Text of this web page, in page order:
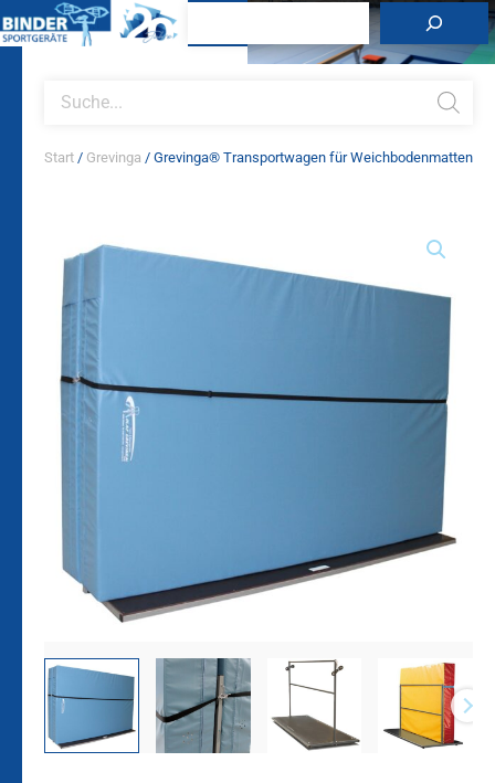
Inhalt
search
Start / Grevinga / Grevinga® Transportwagen für Weichbodenmatten
Transportwagen
Weichbodenmatten
Menge